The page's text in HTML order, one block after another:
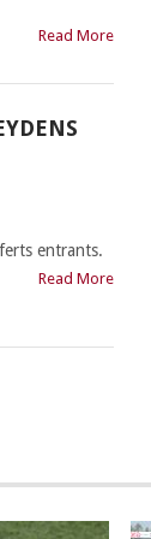
Read More
entrants.
Read More